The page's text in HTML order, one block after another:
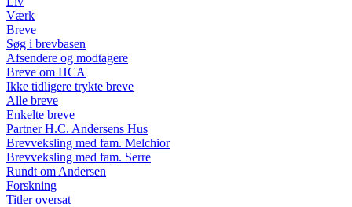
Værk
Breve
Søg i brevbasen
Afsendere og modtagere
Breve om HCA
Ikke tidligere trykte breve
Alle breve
Enkelte breve
Partner H.C. Andersens Hus
Brevveksling med fam. Melchior
Brevveksling med fam. Serre
Rundt om Andersen
Forskning
Titler oversat